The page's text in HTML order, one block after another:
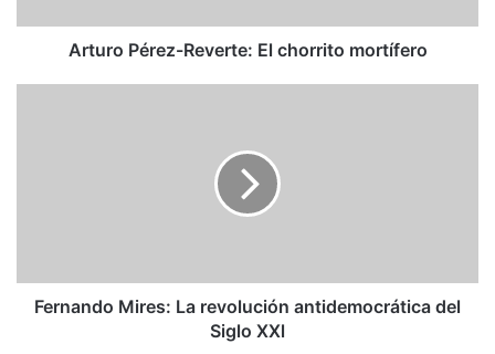
Arturo Pérez-Reverte: El chorrito mortífero
Fernando Mires: La revolución antidemocrática del
Siglo XXl